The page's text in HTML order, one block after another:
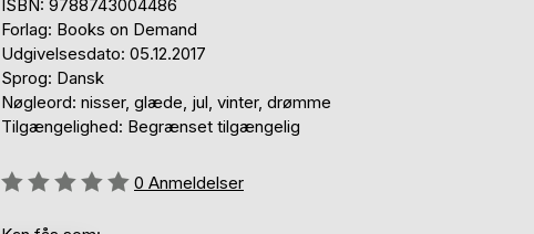
ISBN: 9788743004486
Forlag: Books on Demand
Udgivelsesdato: 05.12.2017
Sprog: Dansk
Nøgleord: nisser, glæde, jul, vinter, drømme
Tilgængelighed: Begrænset tilgængelig
Anmeldelse::
0 Anmeldelser